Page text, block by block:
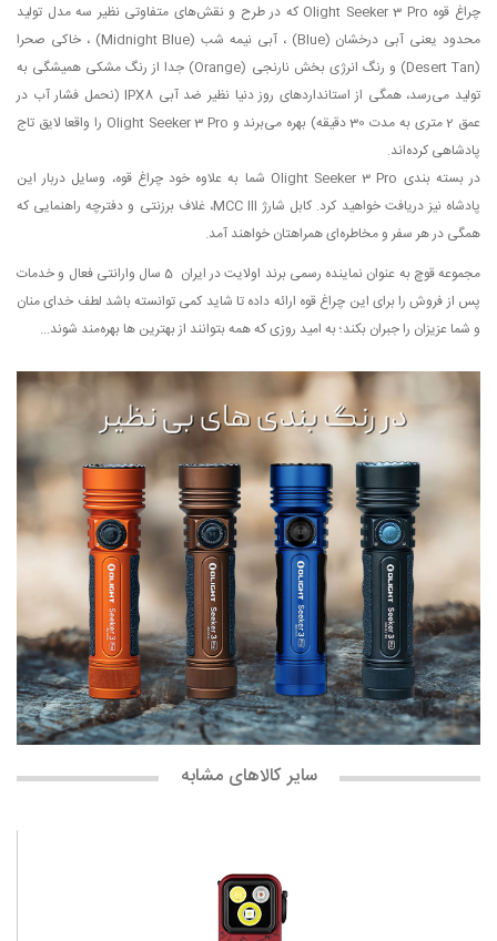
چراغ قوه Olight Seeker 3 Pro که در طرح و نقش‌های متفاوتی نظیر سه مدل تولید
محدود یعنی آبی درخشان (Blue) ، آبی نیمه شب (Midnight Blue) ، خاکی صحرا
(Desert Tan) و رنگ انرژی بخش نارنجی (Orange) جدا از رنگ مشکی همیشگی به
تولید می‌رسد، همگی از استانداردهای روز دنیا نظیر ضد آبی IPX8 (نحمل فشار آب در
عمق 2 متری به مدت 30 دقیقه) بهره می‌برند و Olight Seeker 3 Pro را واقعا لایق تاج
پادشاهی کرده‌اند.
در بسته بندی Olight Seeker 3 Pro شما به علاوه خود چراغ قوه، وسایل دربار این
پادشاه نیز دریافت خواهید کرد. کابل شارژ MCC III، غلاف برزنتی و دفترچه راهنمایی که
همگی در هر سفر و مخاطره‌ای همراهتان خواهند آمد.
مجموعه قوچ به عنوان نماینده رسمی برند اولایت در ایران 5 سال وارانتی فعال و خدمات
پس از فروش را برای این چراغ قوه ارائه داده تا شاید کمی توانسته باشد لطف خدای منان
و شما عزیزان را جبران بکند؛ به امید روزی که همه بتوانند از بهترین ها بهره‌مند شوند...
سایر کالاهای مشابه